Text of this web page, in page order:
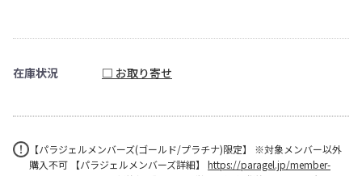
在庫状況 □ お取り寄せ
【パラジェルメンバーズ(ゴールド/プラチナ)限定】 ※対象メンバー以外
購入不可 【パラジェルメンバーズ詳細】 https://paragel.jp/member-